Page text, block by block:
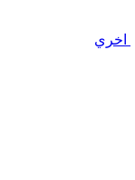
اخري